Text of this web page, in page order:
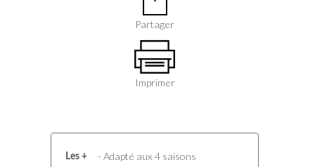
Partager
Imprimer
Les +
- Adapté aux 4 saisons